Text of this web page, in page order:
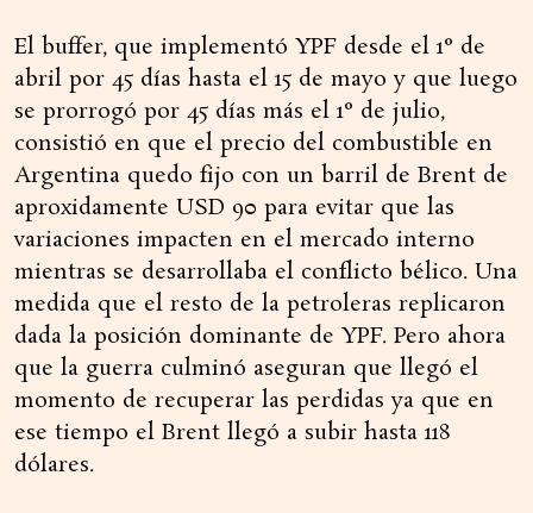
El buffer, que implementó YPF desde el 1° de
abril por 45 días hasta el 15 de mayo y que luego
se prorrogó por 45 días más el 1° de julio,
consistió en que el precio del combustible en
Argentina quedo fijo con un barril de Brent de
aproxidamente USD 90 para evitar que las
variaciones impacten en el mercado interno
mientras se desarrollaba el conflicto bélico. Una
medida que el resto de la petroleras replicaron
dada la posición dominante de YPF. Pero ahora
que la guerra culminó aseguran que llegó el
momento de recuperar las perdidas ya que en
ese tiempo el Brent llegó a subir hasta 118
dólares.